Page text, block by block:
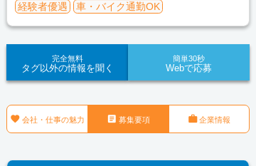
経験者優遇
車・バイク通勤OK
完全無料
タグ以外の情報を聞く
簡単30秒
Webで応募
 会社・仕事の魅力  募集要項 企業情報